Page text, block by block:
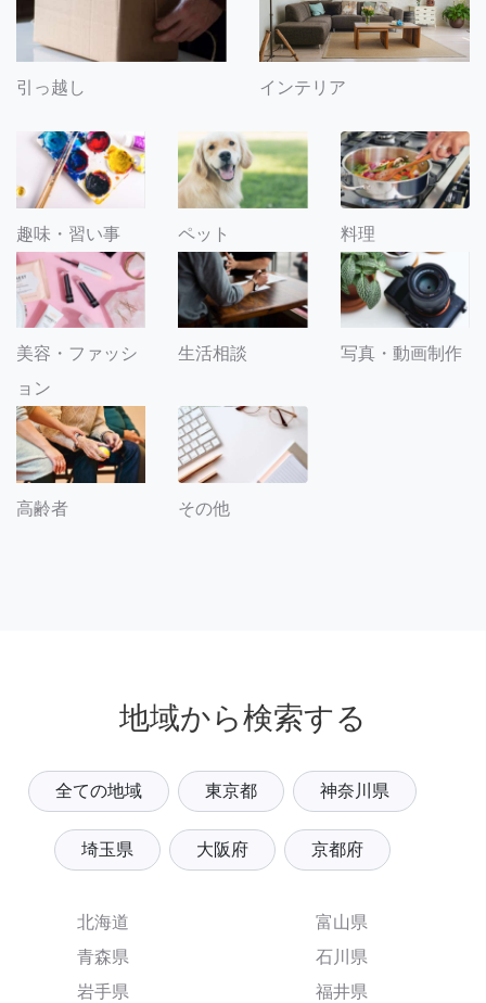
引っ越し インテリア
趣味・習い事 ペット 料理
美容・ファッシ
ョン
生活相談 写真・動画制作
高齢者 その他
地域から検索する
全ての地域 東京都 神奈川県
埼玉県 大阪府 京都府
北海道
青森県
岩手県
富山県
石川県
福井県